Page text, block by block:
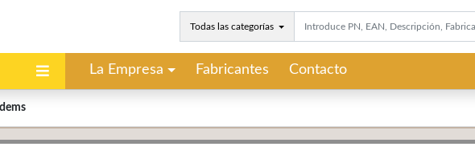
Todas las categorías
La Empresa Fabricantes Contacto